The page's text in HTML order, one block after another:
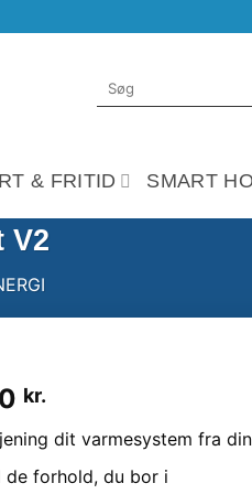
Søg
efter:
& FRITID SMART
V2
kr.
dit varmesystem fra
de forhold, du bor i